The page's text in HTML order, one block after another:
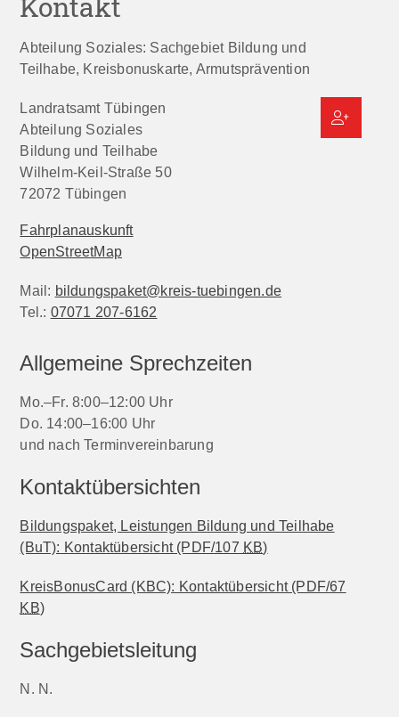
Abteilung Soziales: Sachgebiet Bildung und
Teilhabe, Kreisbonuskarte, Armutsprävention
Landratsamt Tübingen
Abteilung Soziales
Bildung und Teilhabe
Wilhelm-Keil-Straße 50
72072 Tübingen
Fahrplanauskunft
OpenStreetMap
Mail: bildungspaket@kreis-tuebingen.de
Tel.: 07071 207-6162
Allgemeine Sprechzeiten
Mo.–Fr. 8:00–12:00 Uhr
Do. 14:00–16:00 Uhr
und nach Terminvereinbarung
Kontaktübersichten
Bildungspaket, Leistungen Bildung und Teilhabe
(BuT): Kontaktübersicht(PDF/107 KB)
KreisBonusCard (KBC): Kontaktübersicht(PDF/67
KB)
Sachgebietsleitung
N. N.